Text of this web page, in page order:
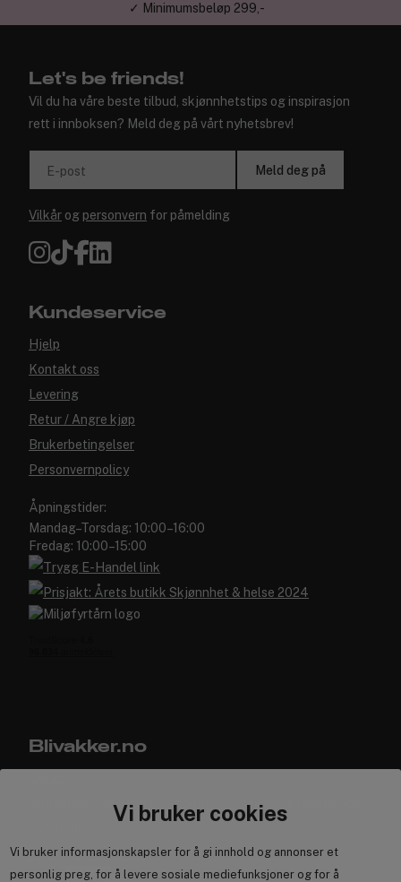
Vi bruker cookies
Vi bruker informasjonskapsler for å gi innhold og annonser et
personlig preg, for å levere sosiale mediefunksjoner og for å
✓ Minimumsbeløp 299,-
Let's be friends!
Vil du ha våre beste tilbud, skjønnhetstips og inspirasjon
rett i innboksen? Meld deg på vårt nyhetsbrev!
E-post Meld deg på
Vilkår og personvern for påmelding
Kundeservice
Hjelp
Kontakt oss
Levering
Retur / Angre kjøp
Brukerbetingelser
Personvernpolicy
Åpningstider:
Mandag–Torsdag: 10:00–16:00
Fredag: 10:00–15:00
Blivakker.no
Bli medlem helt gratis - få poeng og eksklusive rabattkoder.
Samarbeid med oss
☀️Vinn stylingfavoritter fra ghd!☀️